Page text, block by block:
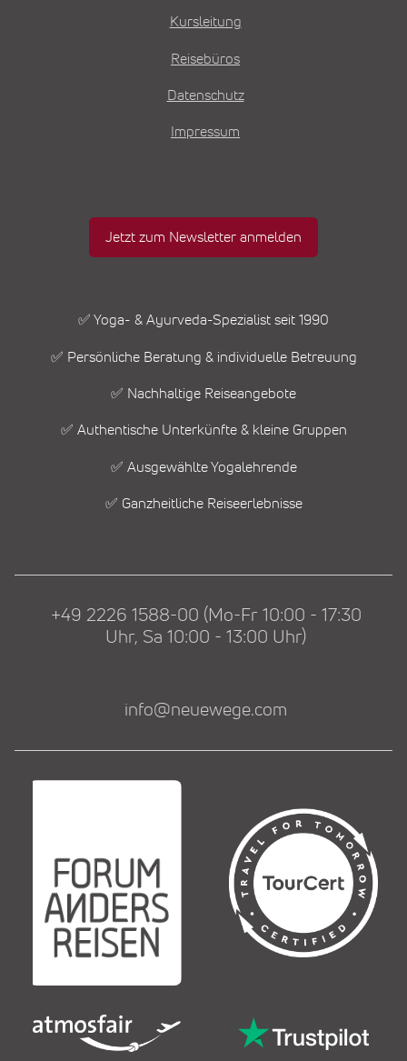
Kursleitung
Reisebüros
Datenschutz
Impressum
Jetzt zum Newsletter anmelden
✅ Yoga- & Ayurveda-Spezialist seit 1990
✅ Persönliche Beratung & individuelle Betreuung
✅ Nachhaltige Reiseangebote
✅ Authentische Unterkünfte & kleine Gruppen
✅ Ausgewählte Yogalehrende
✅ Ganzheitliche Reiseerlebnisse
+49 2226 1588-00 (Mo-Fr 10:00 - 17:30
Uhr, Sa 10:00 - 13:00 Uhr)
info@neuewege.com